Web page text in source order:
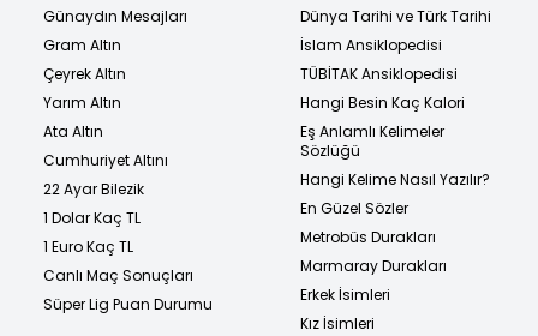
Günaydın Mesajları
Gram Altın
Çeyrek Altın
Yarım Altın
Ata Altın
Cumhuriyet Altını
22 Ayar Bilezik
1 Dolar Kaç TL
1 Euro Kaç TL
Canlı Maç Sonuçları
Süper Lig Puan Durumu
Dünya Tarihi ve Türk Tarihi
İslam Ansiklopedisi
TÜBİTAK Ansiklopedisi
Hangi Besin Kaç Kalori
Eş Anlamlı Kelimeler
Sözlüğü
Hangi Kelime Nasıl Yazılır?
En Güzel Sözler
Metrobüs Durakları
Marmaray Durakları
Erkek İsimleri
Kız İsimleri